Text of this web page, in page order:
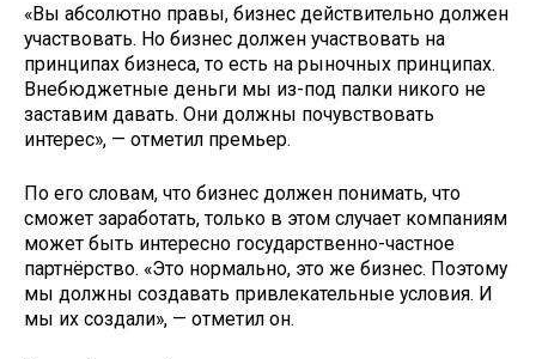
«Вы абсолютно правы, бизнес действительно должен
участвовать. Но бизнес должен участвовать на
принципах бизнеса, то есть на рыночных принципах.
Внебюджетные деньги мы из-под палки никого не
заставим давать. Они должны почувствовать
интерес», — отметил премьер.
По его словам, что бизнес должен понимать, что
сможет заработать, только в этом случает компаниям
может быть интересно государственно-частное
партнёрство. «Это нормально, это же бизнес. Поэтому
мы должны создавать привлекательные условия. И
мы их создали», — отметил он.